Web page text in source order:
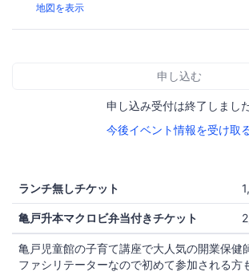
地図を表示
申し込む
申し込み受付は終了しまし
今後イベント情報を受け取
ランチ無しチケット
亀戸升本マクロビ弁当付きチケット
亀戸児童館の子育て講座で大人気の開業保健
ファシリテーターなので初めて参加される方